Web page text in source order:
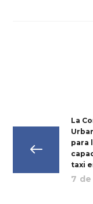
La
para
taxi
7 de